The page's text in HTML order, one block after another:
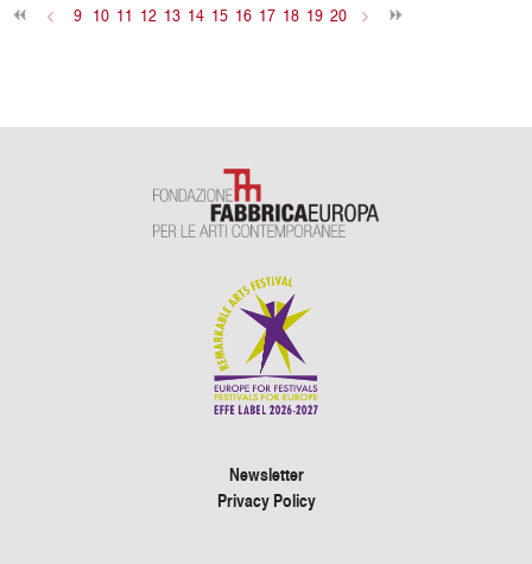
< 9 10 11 12 13 14 15 16 17 18 19 20 >
Newsletter
Privacy Policy